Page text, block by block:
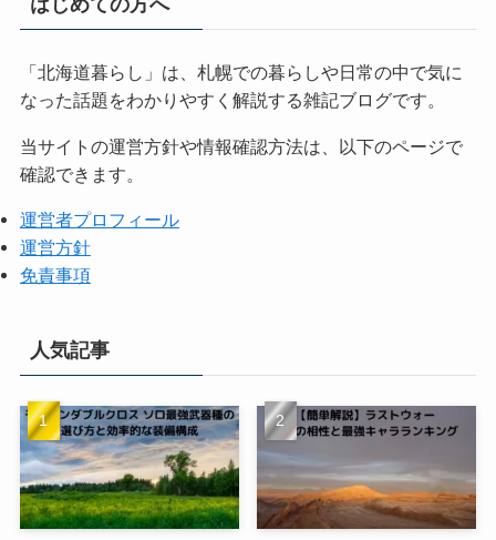
「北海道暮らし」は、札幌での暮らしや日常の中で気に
なった話題をわかりやすく解説する雑記ブログです。
当サイトの運営方針や情報確認方法は、以下のページで
確認できます。
運営者プロフィール
運営方針
免責事項
人気記事